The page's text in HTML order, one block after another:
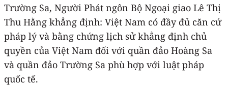
Trường Sa, Người Phát ngôn Bộ Ngoại giao Lê Thị
Thu Hằng khẳng định: Việt Nam có đầy đủ căn cứ
pháp lý và bằng chứng lịch sử khẳng định chủ
quyền của Việt Nam đối với quần đảo Hoàng Sa
và quần đảo Trường Sa phù hợp với luật pháp
quốc tế.